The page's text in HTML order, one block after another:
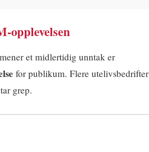
opplevelsen
et midlertidig unntak er
for publikum. Flere utelivsbedrifter
grep.